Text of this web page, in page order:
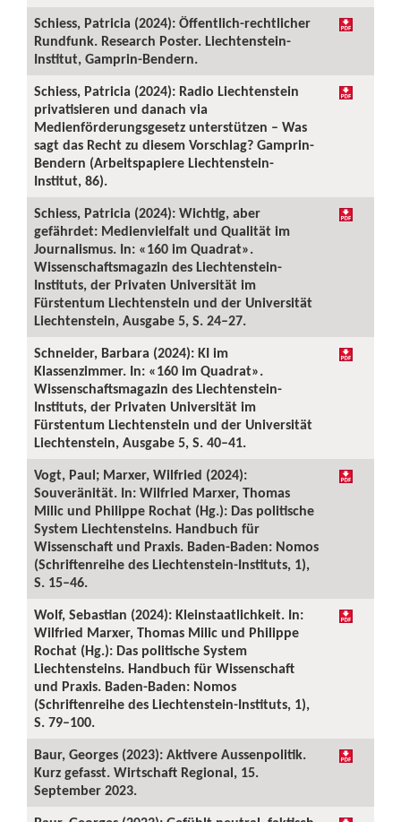
Schiess, Patricia (2024): Öffentlich-rechtlicher
Rundfunk. Research Poster. Liechtenstein-
Institut, Gamprin-Bendern.
Schiess, Patricia (2024): Radio Liechtenstein
privatisieren und danach via
Medienförderungsgesetz unterstützen – Was
sagt das Recht zu diesem Vorschlag? Gamprin-
Bendern (Arbeitspapiere Liechtenstein-
Institut, 86).
Schiess, Patricia (2024): Wichtig, aber
gefährdet: Medienvielfalt und Qualität im
Journalismus. In: «160 im Quadrat».
Wissenschaftsmagazin des Liechtenstein-
Instituts, der Privaten Universität im
Fürstentum Liechtenstein und der Universität
Liechtenstein, Ausgabe 5, S. 24–27.
Schneider, Barbara (2024): KI im
Klassenzimmer. In: «160 im Quadrat».
Wissenschaftsmagazin des Liechtenstein-
Instituts, der Privaten Universität im
Fürstentum Liechtenstein und der Universität
Liechtenstein, Ausgabe 5, S. 40–41.
Vogt, Paul; Marxer, Wilfried (2024):
Souveränität. In: Wilfried Marxer, Thomas
Milic und Philippe Rochat (Hg.): Das politische
System Liechtensteins. Handbuch für
Wissenschaft und Praxis. Baden-Baden: Nomos
(Schriftenreihe des Liechtenstein-Instituts, 1),
S. 15–46.
Wolf, Sebastian (2024): Kleinstaatlichkeit. In:
Wilfried Marxer, Thomas Milic und Philippe
Rochat (Hg.): Das politische System
Liechtensteins. Handbuch für Wissenschaft
und Praxis. Baden-Baden: Nomos
(Schriftenreihe des Liechtenstein-Instituts, 1),
S. 79–100.
Baur, Georges (2023): Aktivere Aussenpolitik.
Kurz gefasst. Wirtschaft Regional, 15.
September 2023.